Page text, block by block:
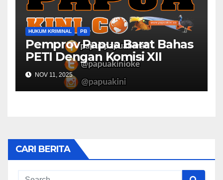
HUKUM KRIMINAL PB
Pemprov Papua Barat Bahas
PETI Dengan Komisi XII
NOV 11, 2025
CARI BERITA